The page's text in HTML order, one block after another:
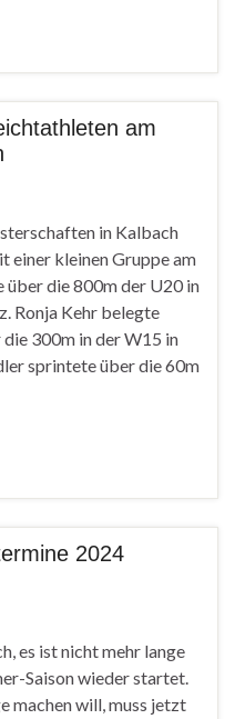
am
in Kalbach
einer kleinen Gruppe am
die 800m der U20 in
Ronja Kehr belegte
300m in der W15 in
sprintete über die 60m
2024
es ist nicht mehr lange
Saison wieder startet.
machen will, muss jetzt